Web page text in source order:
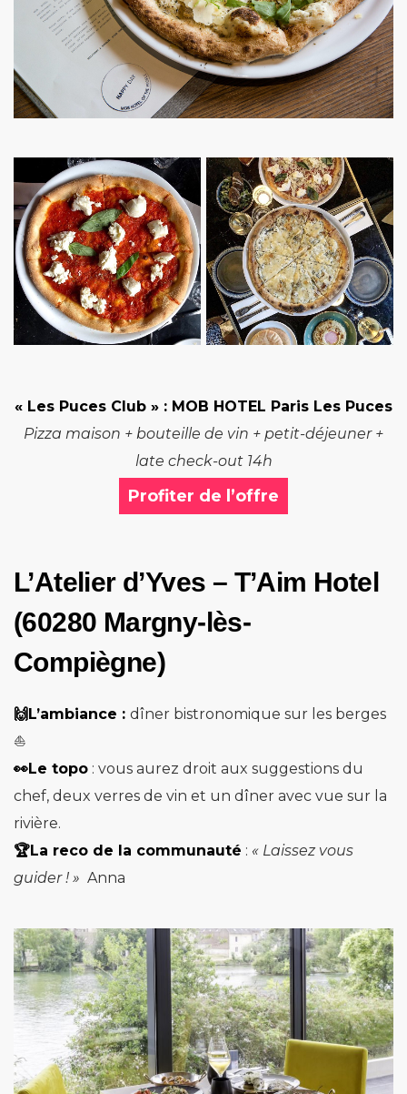
« Les Puces Club » : MOB HOTEL Paris Les Puces
Pizza maison + bouteille de vin + petit-déjeuner +
late check-out 14h
Profiter de l’offre
L’Atelier d’Yves – T’Aim Hotel
(60280 Margny-lès-
Compiègne)
🙌L’ambiance : dîner bistronomique sur les berges
⛵️
👀Le topo : vous aurez droit aux suggestions du
chef, deux verres de vin et un dîner avec vue sur la
rivière.
🏆La reco de la communauté : « Laissez vous
guider ! » Anna